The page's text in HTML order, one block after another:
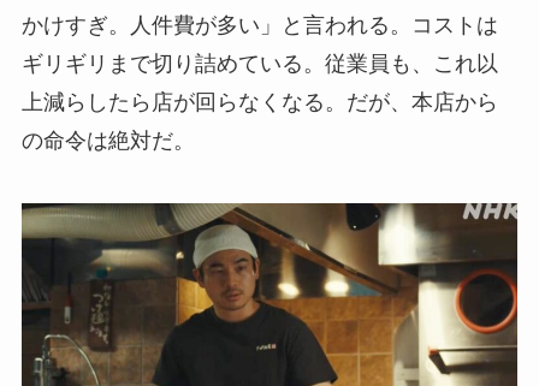
かけすぎ。人件費が多い」と言われる。コストは
ギリギリまで切り詰めている。従業員も、これ以
上減らしたら店が回らなくなる。だが、本店から
の命令は絶対だ。